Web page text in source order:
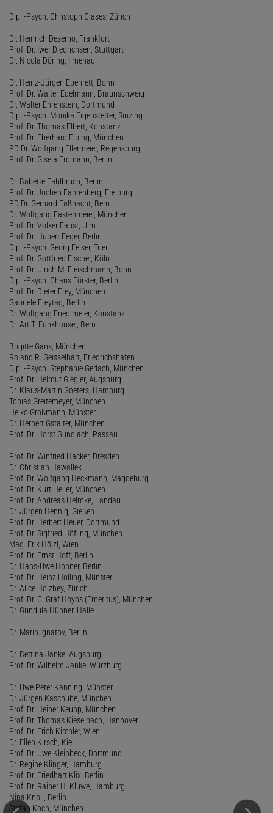
Dipl.-Psych. Christoph Clases, Zürich
Dr. Heinrich Deserno, Frankfurt
Prof. Dr. Iwer Diedrichsen, Stuttgart
Dr. Nicola Döring, Ilmenau
Dr. Heinz-Jürgen Ebenrett, Bonn
Prof. Dr. Walter Edelmann, Braunschweig
Dr. Walter Ehrenstein, Dortmund
Dipl.-Psych. Monika Eigenstetter, Sinzing
Prof. Dr. Thomas Elbert, Konstanz
Prof. Dr. Eberhard Elbing, München
PD Dr. Wolfgang Ellermeier, Regensburg
Prof. Dr. Gisela Erdmann, Berlin
Dr. Babette Fahlbruch, Berlin
Prof. Dr. Jochen Fahrenberg, Freiburg
PD Dr. Gerhard Faßnacht, Bern
Dr. Wolfgang Fastenmeier, München
Prof. Dr. Volker Faust, Ulm
Prof. Dr. Hubert Feger, Berlin
Dipl.-Psych. Georg Felser, Trier
Prof. Dr. Gottfried Fischer, Köln
Prof. Dr. Ulrich M. Fleischmann, Bonn
Dipl.-Psych. Charis Förster, Berlin
Prof. Dr. Dieter Frey, München
Gabriele Freytag, Berlin
Dr. Wolfgang Friedlmeier, Konstanz
Dr. Art T. Funkhouser, Bern
Brigitte Gans, München
Roland R. Geisselhart, Friedrichshafen
Dipl.-Psych. Stephanie Gerlach, München
Prof. Dr. Helmut Giegler, Augsburg
Dr. Klaus-Martin Goeters, Hamburg
Tobias Greitemeyer, München
Heiko Großmann, Münster
Dr. Herbert Gstalter, München
Prof. Dr. Horst Gundlach, Passau
Prof. Dr. Winfried Hacker, Dresden
Dr. Christian Hawallek
Prof. Dr. Wolfgang Heckmann, Magdeburg
Prof. Dr. Kurt Heller, München
Prof. Dr. Andreas Helmke, Landau
Dr. Jürgen Hennig, Gießen
Prof. Dr. Herbert Heuer, Dortmund
Prof. Dr. Sigfried Höfling, München
Mag. Erik Hölzl, Wien
Prof. Dr. Ernst Hoff, Berlin
Dr. Hans-Uwe Hohner, Berlin
Prof. Dr. Heinz Holling, Münster
Dr. Alice Holzhey, Zürich
Prof. Dr. C. Graf Hoyos (Emeritus), München
Dr. Gundula Hübner, Halle
Dr. Marin Ignatov, Berlin
Dr. Bettina Janke, Augsburg
Prof. Dr. Wilhelm Janke, Würzburg
Dr. Uwe Peter Kanning, Münster
Dr. Jürgen Kaschube, München
Prof. Dr. Heiner Keupp, München
Prof. Dr. Thomas Kieselbach, Hannover
Prof. Dr. Erich Kirchler, Wien
Dr. Ellen Kirsch, Kiel
Prof. Dr. Uwe Kleinbeck, Dortmund
Dr. Regine Klinger, Hamburg
Prof. Dr. Friedhart Klix, Berlin
Prof. Dr. Rainer H. Kluwe, Hamburg
Nina Knoll, Berlin
Stefan Koch, München